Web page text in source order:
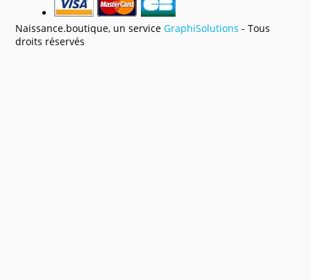
Naissance.boutique, un serviceGraphiSolutions - Tous
droits réservés